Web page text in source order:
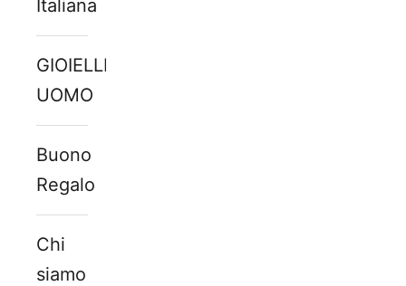
Italiana
GIOIELLI
UOMO
Buono
Regalo
Chi
siamo